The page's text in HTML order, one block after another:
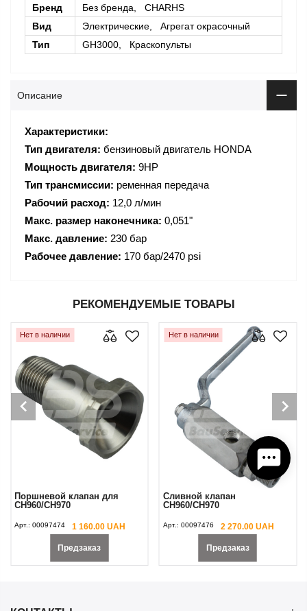
Бренд
Без бренда, CHARHS
Вид
Электрические, Агрегат окрасочный
Тип
GH3000, Краскопульты
Описание
Характеристики:
Тип двигателя: бензиновый двигатель HONDA
Мощность двигателя: 9HP
Тип трансмиссии: ременная передача
Рабочий расход: 12,0 л/мин
Макс. размер наконечника: 0,051"
Макс. давление: 230 бар
Рабочее давление: 170 бар/2470 psi
РЕКОМЕНДУЕМЫЕ ТОВАРЫ
Нет в наличии
Поршневой клапан для
CH960/CH970
Арт.: 00097474 1 160.00 UAH
Предзаказ
Нет в наличии
Сливной клапан
CH960/CH970
Арт.: 00097476 2 270.00 UAH
Предзаказ